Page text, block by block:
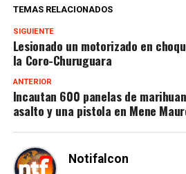
TEMAS RELACIONADOS
SIGUIENTE
Lesionado un motorizado en
la Coro-Churuguara
ANTERIOR
Incautan 600 panelas de
asalto y una pistola en Mene
Notifalcon